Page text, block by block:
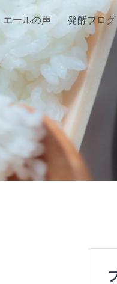
エールの声 発酵ブログ